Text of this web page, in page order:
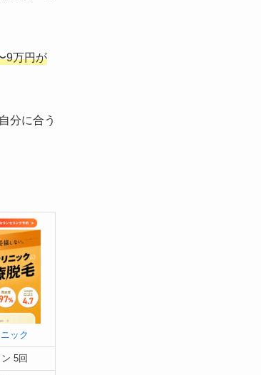
9万円が
分に合う
ック
5回